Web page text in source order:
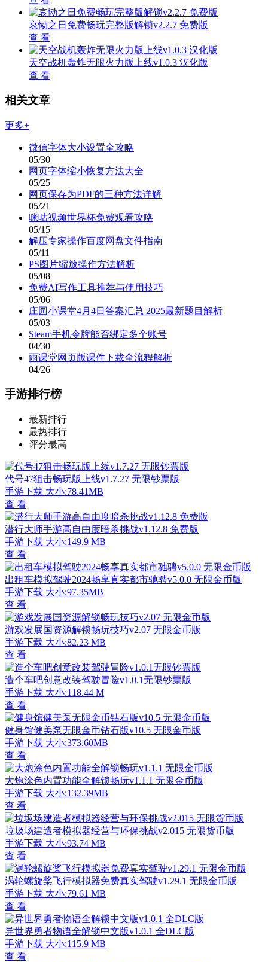
哀恸之日免费畅玩完整版解锁v2.2.7 免费版
查 看
天空战机轰炸无限火力版上线v1.0.3 汉化版
查 看
相关文章
更多+
微信字体大小设置全攻略
05/30
网页字体缩小恢复方法大全
05/25
网页保存为PDF的三种方法详解
05/21
咪咕视频世界杯免费观看攻略
05/15
解压专家操作百度网盘文件指南
05/11
PS图片缩放操作方法解析
05/08
免费AI写作工具推荐与使用技巧
05/06
庄园小课堂4月4日答案汇总 2025最新题目解析
05/03
Steam手机令牌能否绑定多个账号
04/30
雨课堂网页版课件下载全流程解析
04/26
手游排行榜
最新排行
最热排行
评分最高
代号47狙击畅玩版上线v1.7.27 无限钞票版
手游下载 大小:78.41MB
查 看
潜行大师手游高自由度暗杀挑战v1.12.8 免费版
手游下载 大小:149.9 MB
查 看
出租车模拟驾驶2024畅享真实都市驰骋v5.0.0 无限金币版
手游下载 大小:97.35MB
查 看
游戏发展国资源解锁畅玩技巧v2.07 无限金币版
手游下载 大小:82.23 MB
查 看
造个车吧创意改装驾驶冒险v1.0.1无限钞票版
手游下载 大小:118.44 M
查 看
健身馆健美泵无限金币钻石版v10.5 无限金币版
手游下载 大小:373.60MB
查 看
大炮涂色内置功能全解锁畅玩v1.1.1 无限金币版
手游下载 大小:132.39MB
查 看
垃圾场建造者模拟器经营与环保挑战v2.015 无限货币版
手游下载 大小:93.74 MB
查 看
涡轮螺旋桨飞行模拟器免费真实驾驶v1.29.1 无限金币版
手游下载 大小:79.61 MB
查 看
异世界勇者物语全解锁中文版v1.0.1 全DLC版
手游下载 大小:115.9 MB
查 看